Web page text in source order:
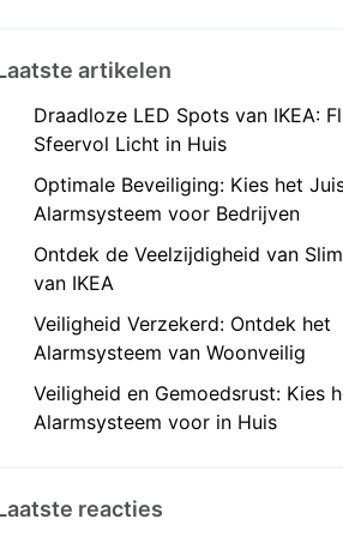
artikelen
Draadloze LED Spots van IKEA:
Sfeervol Licht in Huis
Optimale Beveiliging: Kies het
Alarmsysteem voor Bedrijven
Ontdek de Veelzijdigheid van
van IKEA
Veiligheid Verzekerd: Ontdek het
Alarmsysteem van Woonveilig
Veiligheid en Gemoedsrust: Kies
Alarmsysteem voor in Huis
reacties